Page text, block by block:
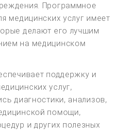
Программное
медицинских услуг имеет
делают его лучшим
на медицинском
поддержку и
услуг,
диагностики, анализов,
помощи,
и других полезных